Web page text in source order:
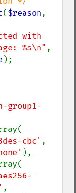
($reason
with
%s\n" ,
);
group1-
cbc' ,
),
,